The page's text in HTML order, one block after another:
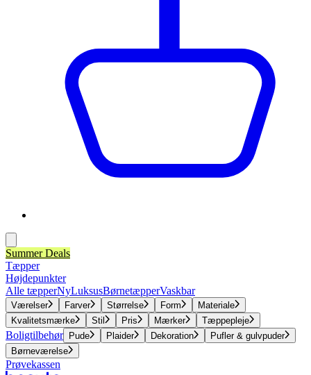
Summer Deals
Tæpper
Højdepunkter
Alle tæpperNyLuksusBørnetæpperVaskbar
Værelser Farver Størrelse Form
Materiale
Kvalitetsmærke
Stil Pris Mærker Tæppepleje
Boligtilbehør Pude Plaider Dekoration
Pufler & gulvpuder
Børneværelse
Prøvekassen